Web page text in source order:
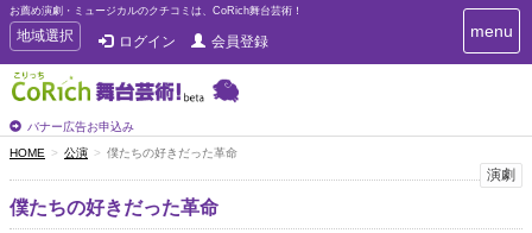
お薦め演劇・ミュージカルのクチコミは、CoRich舞台芸術！
T
o
g
g
e
n
a
v
i
地域選択 ログイン 会員登録
バナー広告お申込み
T
o
menu
HOME 公演 僕たちの好きだった革命
演劇
僕たちの好きだった革命